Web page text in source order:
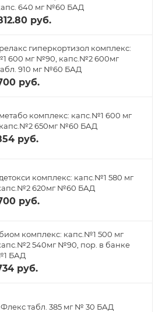
640 мг №60 БАД
руб.
гиперкортизол комплекс:
600 мг №90, капс.№2 600мг
910 мг №60 БАД
руб.
комплекс: капс.№1 600 мг
650мг №60 БАД
руб.
комплекс: капс.№1 580 мг
620мг №60 БАД
руб.
комплекс: капс.№1 500 мг
540мг №90, пор. в банке
БАД
руб.
табл. 385 мг № 30 БАД